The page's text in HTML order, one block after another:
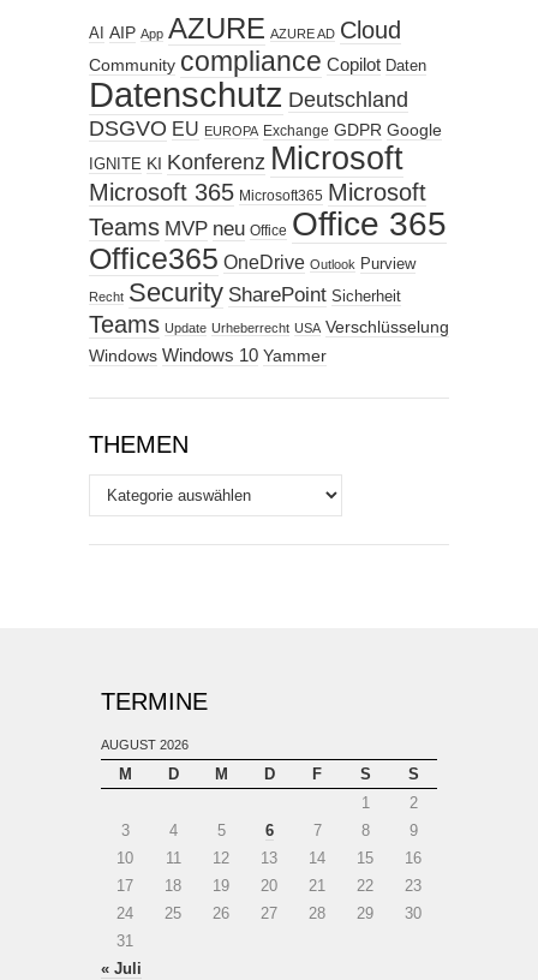
AI AIP App AZURE AZURE AD Cloud
Community compliance Copilot Daten
Datenschutz Deutschland
DSGVO EU EUROPA Exchange GDPR Google
IGNITE KI Konferenz Microsoft
Microsoft 365 Microsoft365 Microsoft
Teams MVP neu Office Office 365
Office365 OneDrive Outlook Purview
Recht Security SharePoint Sicherheit
Teams Update Urheberrecht USA Verschlüsselung
Windows Windows 10 Yammer
THEMEN
Themen
TERMINE
AUGUST 2026
M D M D F S
S
1
2
3
4 5 6 7 8
9
10
11 12 13 14 15
16
17
18 19 20 21 22
23
24
25 26 27 28 29
30
31
« Juli